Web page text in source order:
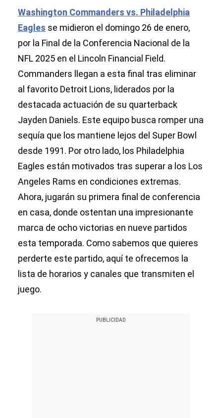
Washington Commanders vs. Philadelphia
Eagles se midieron el domingo 26 de enero,
por la Final de la Conferencia Nacional de la
NFL 2025 en el Lincoln Financial Field.
Commanders llegan a esta final tras eliminar
al favorito Detroit Lions, liderados por la
destacada actuación de su quarterback
Jayden Daniels. Este equipo busca romper una
sequía que los mantiene lejos del Super Bowl
desde 1991. Por otro lado, los Philadelphia
Eagles están motivados tras superar a los Los
Angeles Rams en condiciones extremas.
Ahora, jugarán su primera final de conferencia
en casa, donde ostentan una impresionante
marca de ocho victorias en nueve partidos
esta temporada. Como sabemos que quieres
perderte este partido, aquí te ofrecemos la
lista de horarios y canales que transmiten el
juego.